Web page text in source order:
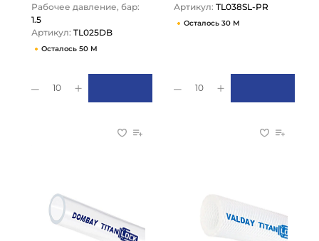
Рабочее давление, бар:
1.5
Артикул: TL025DB
Осталось 50 М
10
Артикул: TL038SL-PR
Осталось 30 М
10